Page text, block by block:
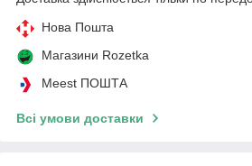
Нова Пошта
Магазини Rozetka
Meest ПОШТА
Всі умови доставки